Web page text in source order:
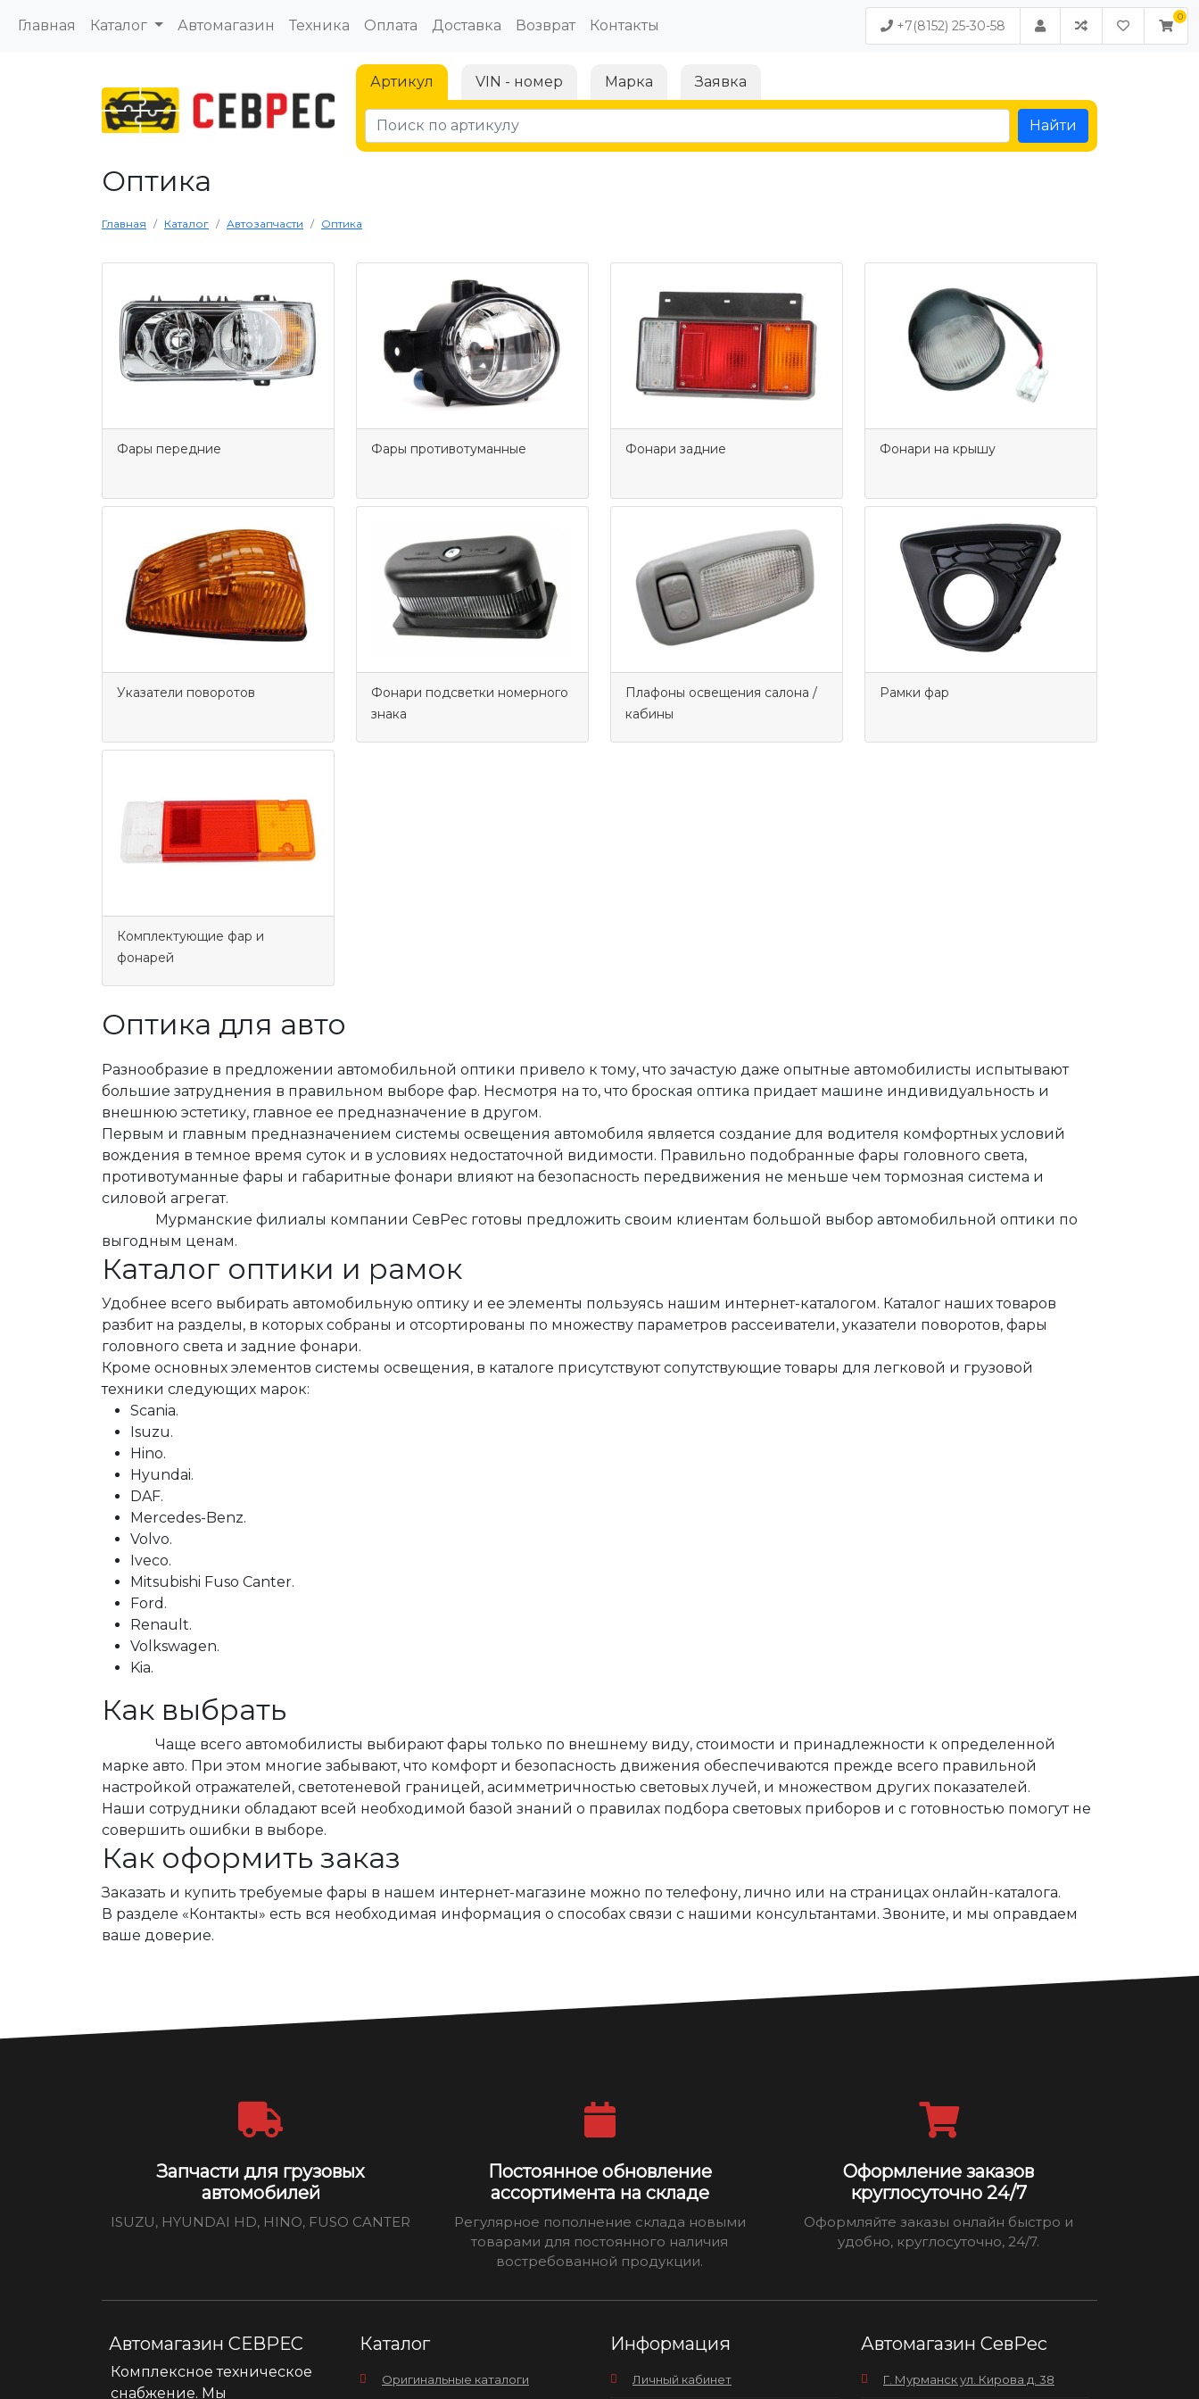
Главная Каталог Автомагазин Техника Оплата Доставка Возврат Контакты +7(8152) 25-30-58
Артикул VIN - номер Марка Заявка
Найти
Оптика
Главная Каталог Автозапчасти Оптика
Фары передние Фары противотуманные Фонари задние Фонари на крышу
Указатели поворотов
Фонари подсветки номерного
знака
Плафоны освещения салона /
кабины
Рамки фар
Комплектующие фар и
фонарей
Оптика для авто
Разнообразие в предложении автомобильной оптики привело к тому, что зачастую даже опытные автомобилисты испытывают
большие затруднения в правильном выборе фар. Несмотря на то, что броская оптика придает машине индивидуальность и
внешнюю эстетику, главное ее предназначение в другом.
Первым и главным предназначением системы освещения автомобиля является создание для водителя комфортных условий
вождения в темное время суток и в условиях недостаточной видимости. Правильно подобранные фары головного света,
противотуманные фары и габаритные фонари влияют на безопасность передвижения не меньше чем тормозная система и
силовой агрегат.
Мурманские филиалы компании СевРес готовы предложить своим клиентам большой выбор автомобильной оптики по
выгодным ценам.
Каталог оптики и рамок
Удобнее всего выбирать автомобильную оптику и ее элементы пользуясь нашим интернет-каталогом. Каталог наших товаров
разбит на разделы, в которых собраны и отсортированы по множеству параметров рассеиватели, указатели поворотов, фары
головного света и задние фонари.
Кроме основных элементов системы освещения, в каталоге присутствуют сопутствующие товары для легковой и грузовой
техники следующих марок:
Scania.
Isuzu.
Hino.
Hyundai.
DAF.
Mercedes-Benz.
Volvo.
Iveco.
Mitsubishi Fuso Canter.
Ford.
Renault.
Volkswagen.
Kia.
Как выбрать
Чаще всего автомобилисты выбирают фары только по внешнему виду, стоимости и принадлежности к определенной
марке авто. При этом многие забывают, что комфорт и безопасность движения обеспечиваются прежде всего правильной
настройкой отражателей, светотеневой границей, асимметричностью световых лучей, и множеством других показателей.
Наши сотрудники обладают всей необходимой базой знаний о правилах подбора световых приборов и с готовностью помогут не
совершить ошибки в выборе.
Как оформить заказ
Заказать и купить требуемые фары в нашем интернет-магазине можно по телефону, лично или на страницах онлайн-каталога.
В разделе «Контакты» есть вся необходимая информация о способах связи с нашими консультантами. Звоните, и мы оправдаем
ваше доверие.
Запчасти для грузовых
автомобилей
ISUZU, HYUNDAI HD, HINO, FUSO CANTER
Постоянное обновление
ассортимента на складе
Регулярное пополнение склада новыми
товарами для постоянного наличия
востребованной продукции.
Оформление заказов
круглосуточно 24/7
Оформляйте заказы онлайн быстро и
удобно, круглосуточно, 24/7.
Автомагазин СЕВРЕС
Комплексное техническое
снабжение. Мы
Каталог
Оригинальные каталоги
Информация
Личный кабинет
Автомагазин СевРес
Г. Мурманск ул. Кирова д. 38